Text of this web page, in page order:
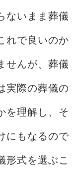
ないまま葬儀
れで良いのか
せんが、葬儀
実際の葬儀の
を理解し、そ
にもなるので
形式を選ぶこ